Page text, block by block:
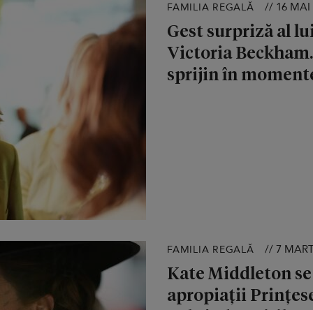
FAMILIA REGALĂ // 16 MAI
Gest surpriză al
Victoria
sprijin în
FAMILIA REGALĂ // 7
Kate Middleton
apropiații